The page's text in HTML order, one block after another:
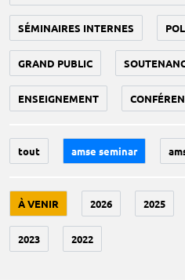
SÉMINAIRES INTERNES
GRAND PUBLIC
ENSEIGNEMENT
tout amse seminar
À VENIR 2026 2025
2023 2022